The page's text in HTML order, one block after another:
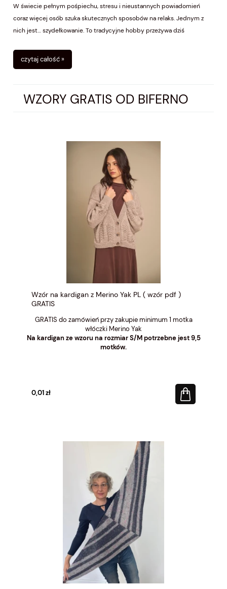
W świecie pełnym pośpiechu, stresu i nieustannych powiadomień
coraz więcej osób szuka skutecznych sposobów na relaks. Jednym z
nich jest… szydełkowanie. To tradycyjne hobby przeżywa dziś
redukcji stresu.
czytaj całość »
WZORY GRATIS OD BIFERNO
Wzór na kardigan z Merino Yak PL ( wzór pdf )
GRATIS
GRATIS do zamówień przy zakupie minimum 1 motka
włóczki Merino Yak
Na kardigan ze wzoru na rozmiar S/M potrzebne jest 9,5
motków.
0,01 zł